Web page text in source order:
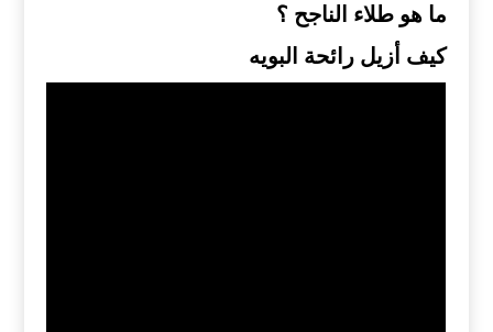
ما هو طلاء الناجح ؟
كيف أزيل رائحة البويه